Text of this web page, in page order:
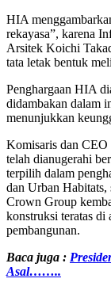
HIA
rekayasa”, karena
Arsitek Koichi
tata letak bentuk
Penghargaan HIA
didambakan dalam
menunjukkan
Komisaris dan
telah dianugerahi
terpilih dalam
dan Urban
Crown Group
konstruksi teratas di
pembangunan.
Baca juga :
Asal……..